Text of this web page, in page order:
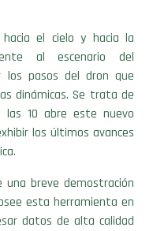
el cielo y hacia la
al escenario del
los pasos del dron que
dinámicas. Se trata de
10 abre este nuevo
los últimos avances
una breve demostración
esta herramienta en
datos de alta calidad